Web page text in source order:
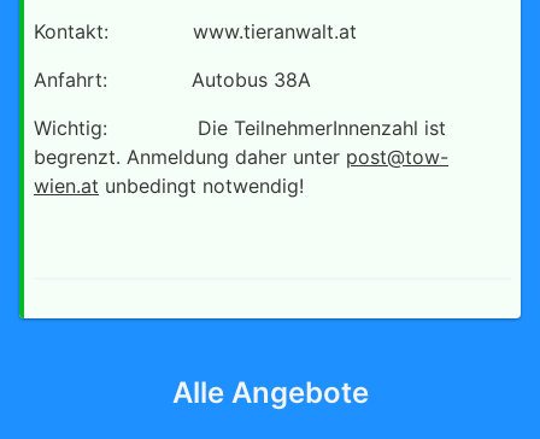
Kontakt: www.tieranwalt.at
Anfahrt: Autobus 38A
Wichtig: Die TeilnehmerInnenzahl ist
begrenzt. Anmeldung daher unter post@tow-
wien.at unbedingt notwendig!
Alle Angebote